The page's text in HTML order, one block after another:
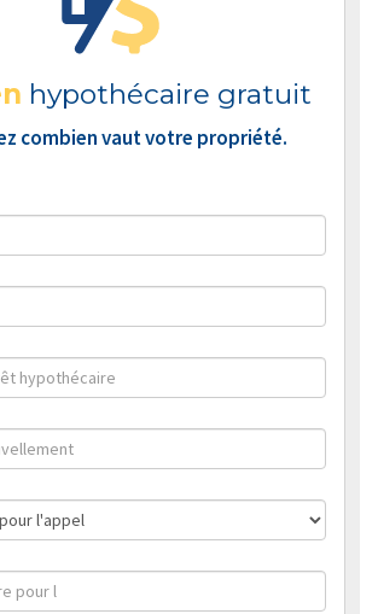
hypothécaire gratuit
combien vaut votre propriété.